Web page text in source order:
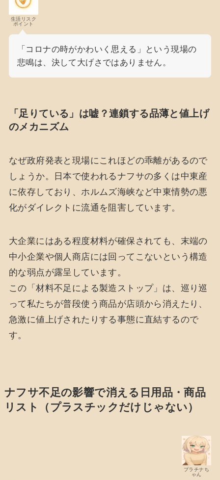
生活リスク
ポイント
「コロナの時がかわいく思える」という現場の
悲鳴は、決して大げさではありません。
「足りている」は嘘？連鎖する品薄と値上げ
のメカニズム
なぜ政府発表と現場にこれほどの乖離があるので
しょうか。日本で使われるナフサの多くは中東産
に依存しており、ホルムズ海峡など中東情勢の悪
化がダイレクトに流通を阻害しています。
大企業にはある程度材料が確保されても、末端の
中小企業や個人商店には回ってこないという構造
的な弱点が露呈しています。
この「材料不足による製造ストップ」は、巡り巡
って私たちが普段使う商品が店頭から消えたり、
急激に値上げされたりする事態に直結するので
す。
ナフサ不足の影響で消える日用品・商品
リスト（プラスチックだけじゃない）
プラチナち
ゃん